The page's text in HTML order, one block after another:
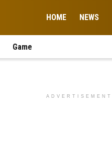
HOME NEWS
Game
ADVERTISEMENT